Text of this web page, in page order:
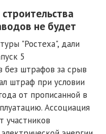
не будет
"Ростеха", дали
5
без штрафов за срыв
штраф при условии
от прописанной в
Ассоциация
участников